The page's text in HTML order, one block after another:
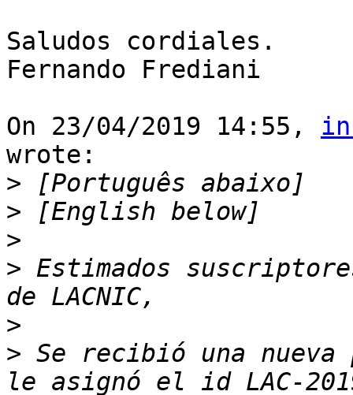
Saludos cordiales.
Fernando Frediani
On 23/04/2019 14:55,
wrote:
>
>
>
> Estimados
>
> Se recibió una